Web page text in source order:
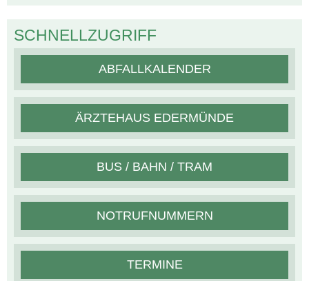
SCHNELLZUGRIFF
ABFALLKALENDER
ÄRZTEHAUS EDERMÜNDE
BUS / BAHN / TRAM
NOTRUFNUMMERN
TERMINE